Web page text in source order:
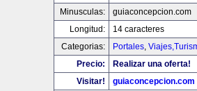
Minusculas:
guiaconcepcion.com
Longitud:
14 caracteres
Categorias:
Portales,
Precio:
Realizar una oferta!
Visitar!
guiaconcepcion.com